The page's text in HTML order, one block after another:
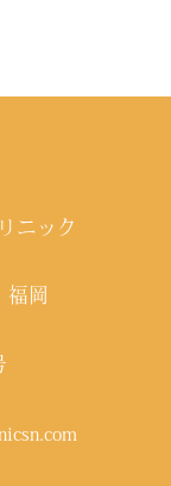
ニック
福岡